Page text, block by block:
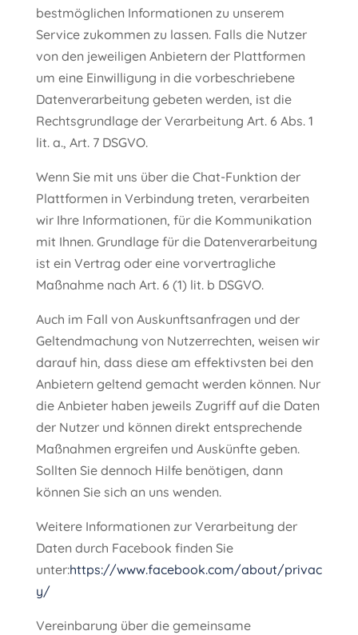
bestmöglichen Informationen zu unserem
Service zukommen zu lassen. Falls die Nutzer
von den jeweiligen Anbietern der Plattformen
um eine Einwilligung in die vorbeschriebene
Datenverarbeitung gebeten werden, ist die
Rechtsgrundlage der Verarbeitung Art. 6 Abs. 1
lit. a., Art. 7 DSGVO.
Wenn Sie mit uns über die Chat-Funktion der
Plattformen in Verbindung treten, verarbeiten
wir Ihre Informationen, für die Kommunikation
mit Ihnen. Grundlage für die Datenverarbeitung
ist ein Vertrag oder eine vorvertragliche
Maßnahme nach Art. 6 (1) lit. b DSGVO.
Auch im Fall von Auskunftsanfragen und der
Geltendmachung von Nutzerrechten, weisen wir
darauf hin, dass diese am effektivsten bei den
Anbietern geltend gemacht werden können. Nur
die Anbieter haben jeweils Zugriff auf die Daten
der Nutzer und können direkt entsprechende
Maßnahmen ergreifen und Auskünfte geben.
Sollten Sie dennoch Hilfe benötigen, dann
können Sie sich an uns wenden.
Weitere Informationen zur Verarbeitung der
Daten durch Facebook finden Sie
unter:https://www.facebook.com/about/privac
y/
Vereinbarung über die gemeinsame